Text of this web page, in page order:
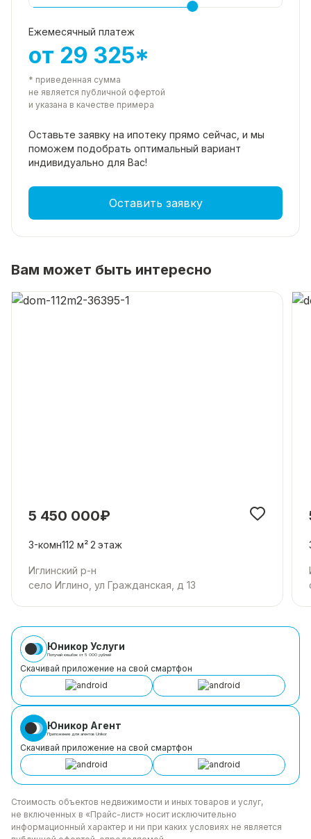
Ежемесячный платеж
от 29 325*
* приведенная сумма
не является публичной офертой
и указана в качестве примера
Оставьте заявку на ипотеку прямо сейчас, и мы
поможем подобрать оптимальный вариант
индивидуально для Вас!
Оставить заявку
Вам может быть интересно
5 450 000₽
3-комн112 м²2 этаж
Иглинский р-н
село Иглино, ул Гражданская, д 13
Юникор Услуги
Получай кешбэк от 5 000 рублей
Скачивай приложение на свой смартфон
Юникор Агент
Приложение для агентов Unikor
Скачивай приложение на свой смартфон
Стоимость объектов недвижимости и иных товаров и услуг,
не включенных в «Прайс-лист» носит исключительно
информационный характер и ни при каких условиях не является